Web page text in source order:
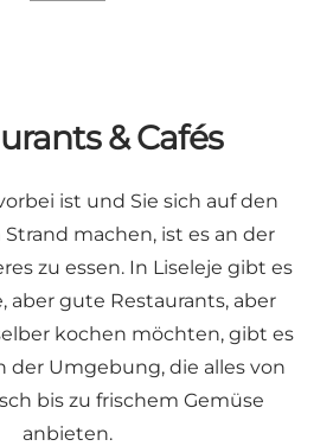
& Cafés
ist und Sie sich auf den
machen, ist es an der
zu essen. In Liseleje gibt es
aber gute Restaurants, aber
kochen möchten, gibt es
der Umgebung, die alles von
bis zu frischem Gemüse
anbieten.